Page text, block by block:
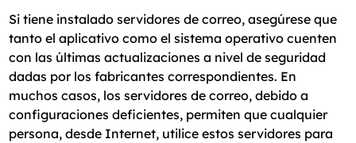
Si tiene instalado servidores de correo, asegúrese que
tanto el aplicativo como el sistema operativo cuenten
con las últimas actualizaciones a nivel de seguridad
dadas por los fabricantes correspondientes. En
muchos casos, los servidores de correo, debido a
configuraciones deficientes, permiten que cualquier
persona, desde Internet, utilice estos servidores para